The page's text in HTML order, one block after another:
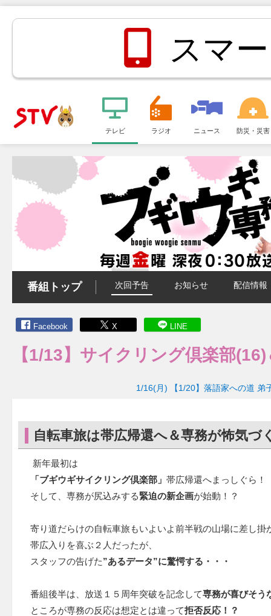
ＳＴＶ札
幌テレビ
スマ
メ
ュ
ー
テレビ ラジオ ニュース 防災・災害
番組トップ 次回予告 お知らせ 配信情報
Facebook X LINE
【1/13】サイクリング倶楽部
1/16(月) 【1/20】落語家への道 弟
自転車旅は帯広帰還へ＆専務が怖気づ
新年最初は
「ブギウギサイクリング倶楽部」 帯広帰還へまっしぐら！
そして、専務が尻込みする緊迫の新企画が始動！？
寄り道だらけの自転車旅もいよいよ前半戦の山場に差し掛
帯広入りを喜ぶ２人だったが、
スタッフの告げた”あるデータ”に驚愕する・・・
番組後半は、放送１５周年突破を記念して専務が喜びそう
ところが専務の反応は想定とは違って拒否反応！？